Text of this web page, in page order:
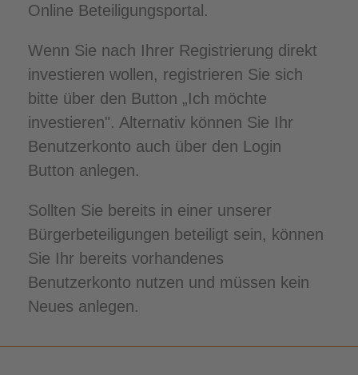
Online Beteiligungsportal.
Wenn Sie nach Ihrer Registrierung direkt
investieren wollen, registrieren Sie sich
bitte über den Button „Ich möchte
investieren". Alternativ können Sie Ihr
Benutzerkonto auch über den Login
Button anlegen.
Sollten Sie bereits in einer unserer
Bürgerbeteiligungen beteiligt sein, können
Sie Ihr bereits vorhandenes
Benutzerkonto nutzen und müssen kein
Neues anlegen.